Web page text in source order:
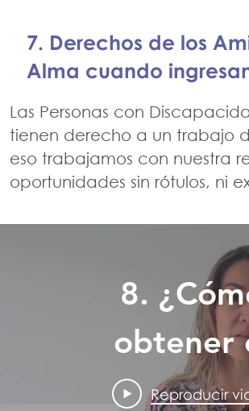
7. Derechos de los
Alma cuando
Las Personas con
tienen derecho a un trabajo
eso trabajamos con nuestra
oportunidades sin rótulos, ni
8.
obtener
Reproducir